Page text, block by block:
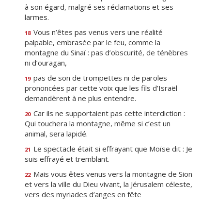
à son égard, malgré ses réclamations et ses
larmes.
18 Vous n’êtes pas venus vers une réalité
palpable, embrasée par le feu, comme la
montagne du Sinaï : pas d’obscurité, de ténèbres
ni d’ouragan,
19 pas de son de trompettes ni de paroles
prononcées par cette voix que les fils d’Israël
demandèrent à ne plus entendre.
20 Car ils ne supportaient pas cette interdiction :
Qui touchera la montagne, même si c’est un
animal, sera lapidé.
21 Le spectacle était si effrayant que Moïse dit : Je
suis effrayé et tremblant.
22 Mais vous êtes venus vers la montagne de Sion
et vers la ville du Dieu vivant, la Jérusalem céleste,
vers des myriades d’anges en fête